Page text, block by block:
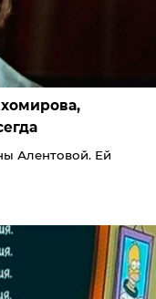
Алентовой. Ей